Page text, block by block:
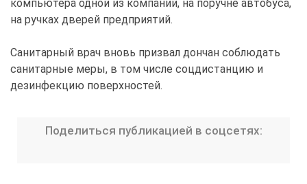
компьютера одной из компаний, на поручне автобуса,
на ручках дверей предприятий.
Санитарный врач вновь призвал дончан соблюдать
санитарные меры, в том числе соцдистанцию и
дезинфекцию поверхностей.
Поделиться публикацией в соцсетях: